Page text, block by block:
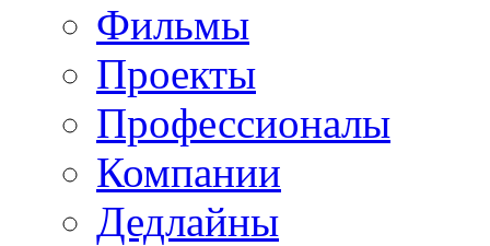
Фильмы
Проекты
Профессионалы
Компании
Дедлайны